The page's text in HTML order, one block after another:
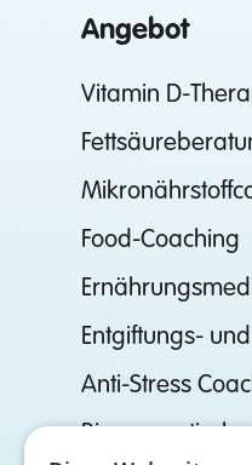
Angebot
Vitamin D-
Food-Coaching
Entgiftungs-
Anti-Stress